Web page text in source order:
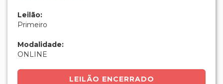
Leilão:
Primeiro
Modalidade:
ONLINE
LEILÃO ENCERRADO